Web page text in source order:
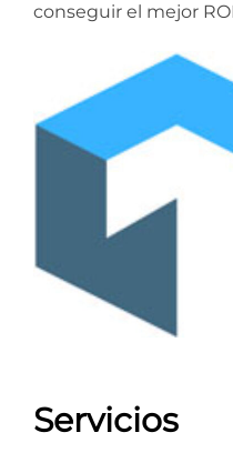
conseguir el mejor
Servicios